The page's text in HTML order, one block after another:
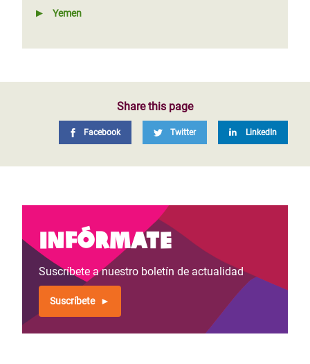
Yemen
Share this page
Facebook Twitter LinkedIn
Infórmate
Suscríbete a nuestro boletín de actualidad
Suscríbete